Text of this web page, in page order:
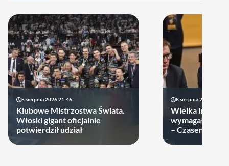
8 sierpnia 2026 21:46
Klubowe Mistrzostwa Świata.
Włoski gigant oficjalnie
potwierdził udział
8 sierpnia 2026 19:22
Wielka impreza
wymagała
– Czasem